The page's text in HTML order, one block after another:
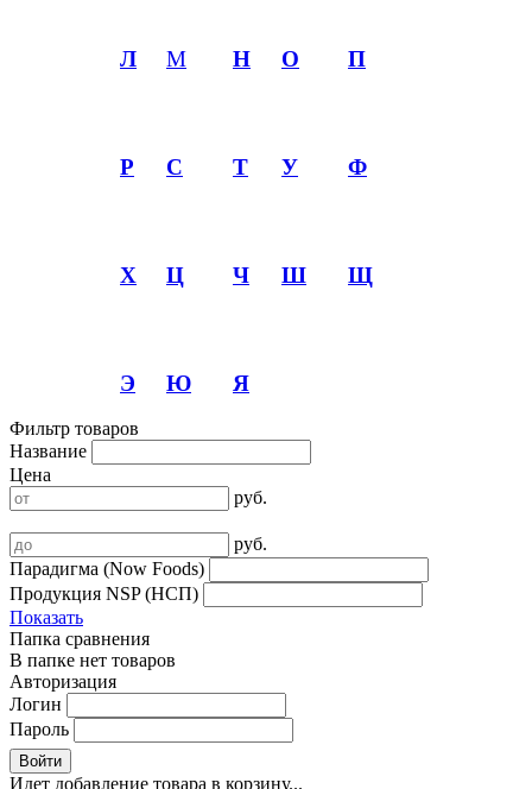
Л М Н О П
Р С Т У Ф
Х Ц Ч Ш Щ
Э Ю Я
Фильтр товаров
Название
Цена
руб.
руб.
Парадигма (Now Foods)
Продукция NSP (НСП)
Показать
Папка сравнения
В папке нет товаров
Авторизация
Логин
Пароль
Войти
Идет добавление товара в корзину...